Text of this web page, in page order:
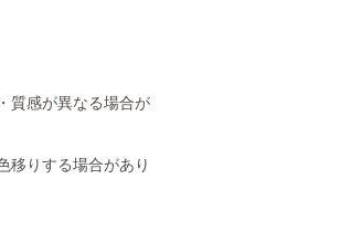
質感が異なる場合が
移りする場合があり